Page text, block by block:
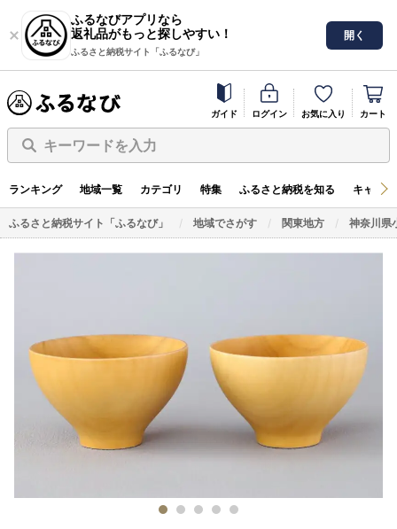
ふるなびアプリなら
返礼品がもっと探しやすい！
ふるさと納税サイト「ふるなび」
開く
ガイド ログイン お気に入り カート
キーワードを入力
ランキング 地域一覧 カテゴリ 特集 ふるさと納税を知る キャン
ふるさと納税サイト「ふるなび」 地域でさがす 関東地方 神奈川県